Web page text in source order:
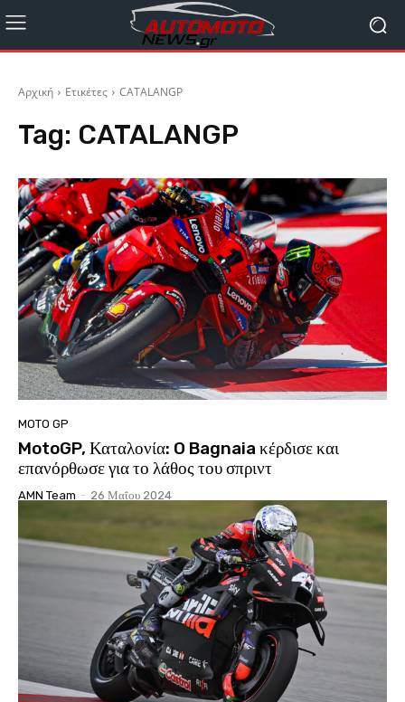
Αρχική Ετικέτες CATALANGP
Tag: CATALANGP
MOTO GP
MotoGP, Καταλονία: O Bagnaia κέρδισε και
επανόρθωσε για το λάθος του σπριντ
AMN Team - 26 Μαΐου 2024